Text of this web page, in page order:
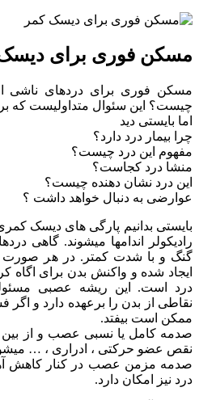
مسکن فوری برای
مسکن فوری برای دردهای ناشی
چیست؟ این سئوال متداولیست که
اما بایستی دید
چرا بیمار درد دارد؟
مفهوم این درد چیست؟
منشا درد کجاست؟
این درد نشان دهنده چیست؟
عوارضی به دنبال خواهد داشت ؟
بایستی بدانیم پارگی های دیسک
رادیکولر اندامها میشوند. گاهی
گنگ و با شدت کمتر. در هر
ایجاد شده و واکنش بدن برای اگاه
درد است. این ریشه عصبی
نقاطی از بدن را برعهده دارد و اگر
ممکن است بیفتد.
صدمه کامل یا نسبی عصب و از
نقص عضو حرکتی ، ادراری ، …
صدمه مزمن عصب در کنار کاهش
درد نیز امکان دارد.